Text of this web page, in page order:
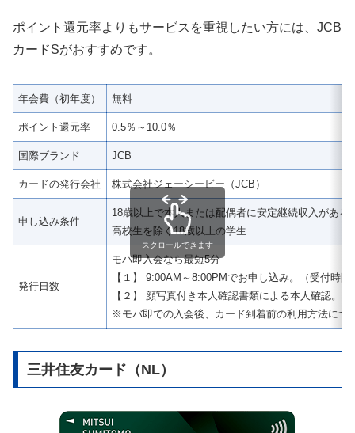
ポイント還元率よりもサービスを重視したい方には、JCB
カードSがおすすめです。
年会費（初年度） 無料
ポイント還元率 0.5％～10.0％
国際ブランド JCB
カードの発行会社 株式会社ジェーシービー（JCB）
申し込み条件
18歳以上で本人または配偶者に安定継続収入がある
高校生を除く18歳以上の学生
発行日数
モバ即入会なら最短5分
【１】 9:00AM～8:00PMでお申し込み。（受付時
【２】 顔写真付き本人確認書類による本人確認。
※モバ即での入会後、カード到着前の利用方法につ
スクロールできます
三井住友カード（NL）